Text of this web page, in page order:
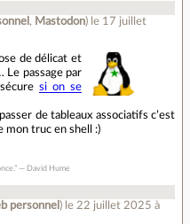
, Mastodon) le 17 juillet
de délicat et
Le passage par
si on se
de tableaux associatifs c’est
mon truc en shell :)
― David Hume
personnel ) le 22 juillet 2025 à